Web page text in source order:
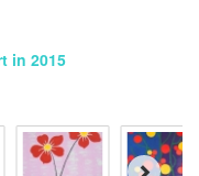
in 2015